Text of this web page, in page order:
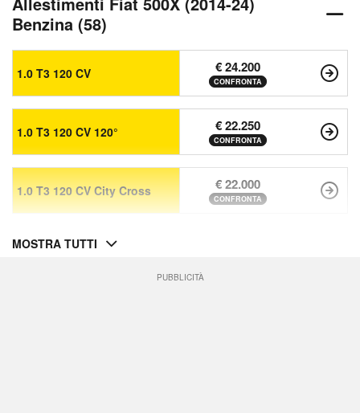
Benzina (58)
1.0 T3 120 CV € 24.200
CONFRONTA
1.0 T3 120 CV 120° € 22.250
CONFRONTA
1.0 T3 120 CV City Cross € 22.000
CONFRONTA
MOSTRA TUTTI
PUBBLICITÀ